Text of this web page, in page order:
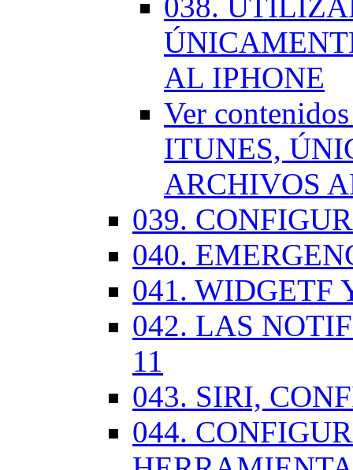
AL IPHONE
Ver
ITUNES,
ARCHIVOS
039.
040.
041. WIDGETF
042. LAS
11
043. SIRI,
044.